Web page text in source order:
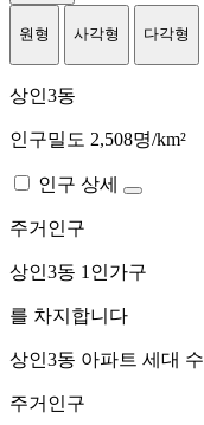
원형 사각형 다각형
상인3동
인구밀도 2,508명/km²
인구 상세
주거인구
상인3동 1인가구
를 차지합니다
상인3동 아파트 세대 수
주거인구